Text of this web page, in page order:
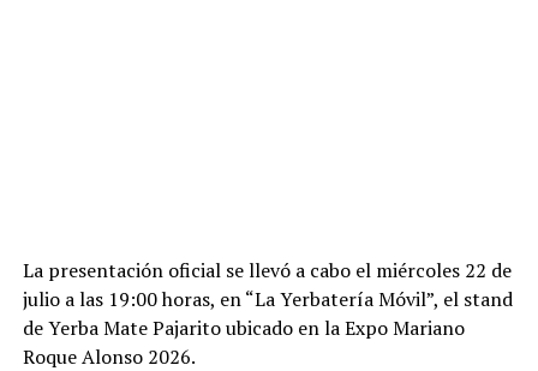
La presentación oficial se llevó a cabo el miércoles 22 de
julio a las 19:00 horas, en “La Yerbatería Móvil”, el stand
de Yerba Mate Pajarito ubicado en la Expo Mariano
Roque Alonso 2026.